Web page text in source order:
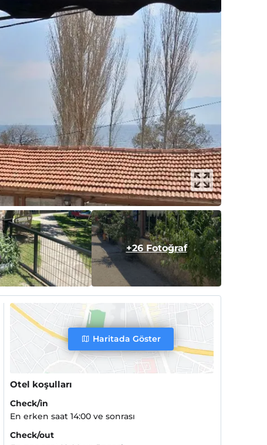
+26 Fotoğraf
Haritada Göster
Otel koşulları
Check/in
En erken saat 14:00 ve sonrası
Check/out